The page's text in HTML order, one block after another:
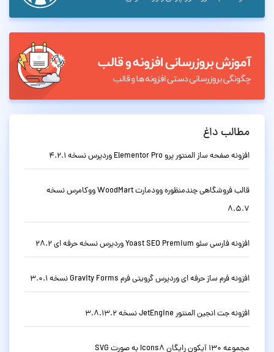
مطالب داغ
افزونه صفحه ساز المنتور پرو Elementor Pro وردپرس نسخه 4.2.1
قالب فروشگاهی چندمنظوره وودمارت WoodMart ووکامرس نسخه
8.5.7
افزونه فارسی سئو Yoast SEO Premium وردپرس نسخه حرفه ای 28.2
افزونه فرم ساز حرفه ای وردپرس گرویتی فرم Gravity Forms نسخه 3.0.1
افزونه جت انجین المنتور JetEngine نسخه 3.8.13.2
مجموعه 130 آیکون رایگان Icons8 به صورت SVG